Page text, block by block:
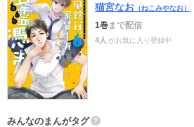
猫宮なお （ねこみやなお）
1巻まで配信
4人 がお気に入り登録中
みんなのまんがタグ